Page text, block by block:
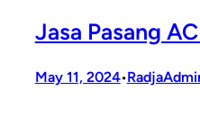
Jasa Pasang
May 11, 2024•